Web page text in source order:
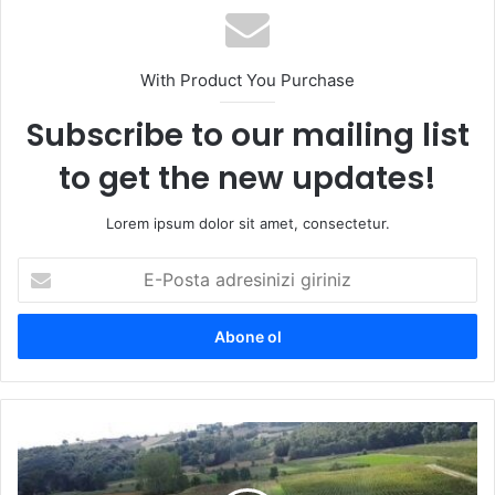
esi
With Product You Purchase
Subscribe to our mailing list
to get the new updates!
Lorem ipsum dolor sit amet, consectetur.
P
s
t
d
r
ü
y